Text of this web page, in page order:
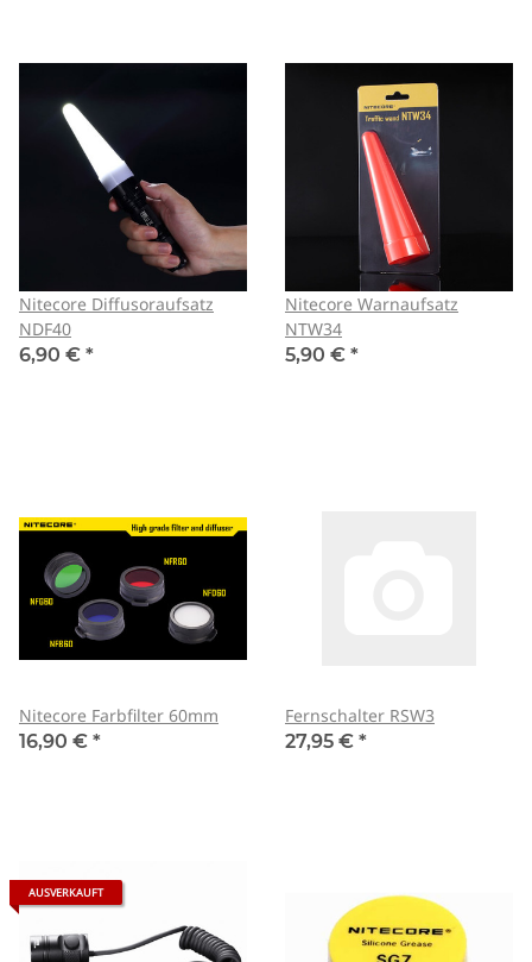
Nitecore Diffusoraufsatz
NDF40
6,90 € *
Nitecore Warnaufsatz
NTW34
5,90 € *
Nitecore Farbfilter 60mm
16,90 € *
Fernschalter RSW3
27,95 € *
AUSVERKAUFT